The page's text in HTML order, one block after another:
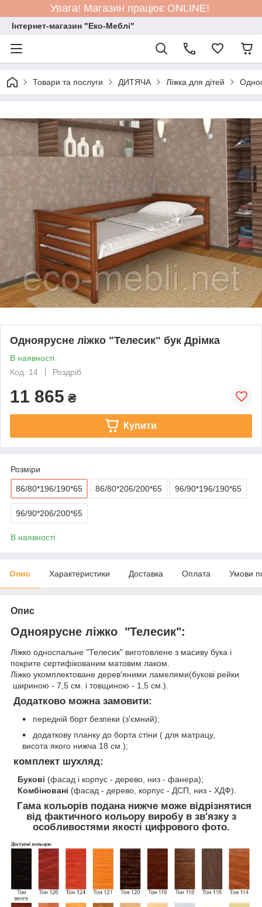
Увага! Магазин працює ONLINE!
Інтернет-магазин "Еко-Меблі"
Товари та послуги ДИТЯЧА Ліжка для дітей
Одноярусне ліжко "Телесик" бук Дрімка
В наявності
Код: 14
Роздріб
11 865 ₴
Купити
Розміри
86/80*196/190*65 86/80*206/200*65 96/90*196/190*65
96/90*206/200*65
В наявності
Опис Характеристики Доставка Оплата Умови
Опис
Одноярусне ліжко "Телесик":
Ліжко односпальне "Телесик" виготовлене з масиву бука і
покрите сертифікованим матовим лаком.
Ліжко укомплектоване дерев'яними ламелями(букові рейки
шириною - 7,5 см. і товщиною - 1,5 см.).
Додатково можна замовити:
передній борт безпеки (з'ємний);
додаткову планку до борта стіни ( для матрацу,
висота якого нижча 18 см.);
комплект шухляд:
Букові (фасад і корпус - дерево, низ - фанера);
Комбіновані (фасад - дерево, корпус - ДСП, низ - ХДФ).
Гама кольорів подана нижче може відрізнятися
від фактичного кольору виробу в зв'язку з
особливостями якості цифрового фото.